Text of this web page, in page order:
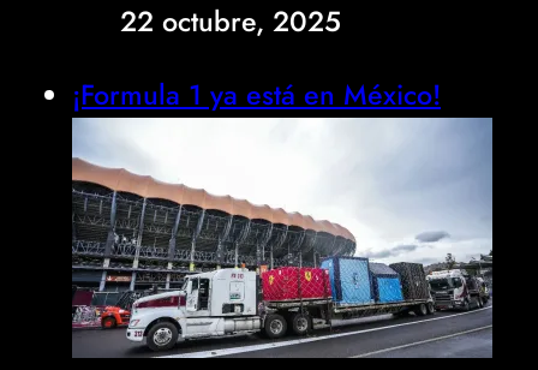
22 octubre, 2025
¡Formula 1 ya está en México!